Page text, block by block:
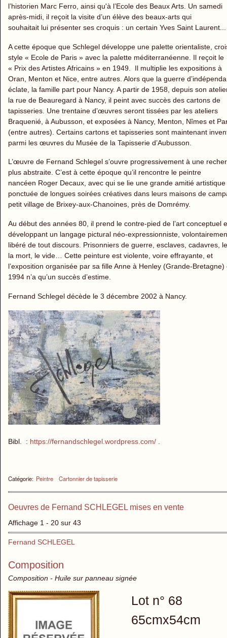
l’historien Marc Ferro, ainsi qu'à l’Ecole des Beaux Arts. Un samedi
après-midi, il reçoit la visite d’un élève des beaux-arts qui
souhaitait lui présenter ses croquis : un certain Yves Saint Laurent...
A cette époque que Schlegel développe une palette orientaliste,
style « Ecole de Paris » avec la palette méditerranéenne. Il reçoit le
« Prix des Artistes Africains » en 1949. Il multiplie les expositions à
Oran, Menton et Nice, entre autres. Alors que la guerre
éclate, la famille part pour Nancy. A partir de 1958, depuis son
la rue de Beauregard à Nancy, il peint avec succès des cartons de
tapisseries. Une trentaine d’œuvres seront tissées par les ateliers
Braquenié, à Aubusson, et exposées à Nancy, Menton, Nîmes et
(entre autres). Certains cartons et tapisseries sont maintenant
parmi les œuvres du Musée de la Tapisserie d’Aubusson.
L’œuvre de Fernand Schlegel s’ouvre progressivement à une
plus abstraite. C’est à cette époque qu’il rencontre le peintre
nancéen Roger Decaux, avec qui se lie une grande amitié artistique
ponctuée de longues soirées créatives dans leurs maisons de
petit village de Brixey-aux-Chanoines, près de Domrémy.
Au début des années 80, il prend le contre-pied de l’art conceptuel
développant un langage pictural néo-expressionniste,
libéré de tout discours. Prisonniers de guerre, esclaves, cadavres,
la mort, le vide… Cette peinture est violente, voire effrayante, et
l’exposition organisée par sa fille Anne à Henley (Grande-Bretagne)
1994 n’a qu’un succès d’estime.
Fernand Schlegel décède le 3 décembre 2002 à Nancy.
Bibl. : https://fernandschlegel.wordpress.com/
Catégorie: Peintre Cartonnier de tapisserie
Oeuvres de Fernand SCHLEGEL mises en vente
Affichage 1 - 20 sur 43
Fernand SCHLEGEL
Composition
Composition - Huile sur panneau signée
Lot n° 68
65cmx54cm